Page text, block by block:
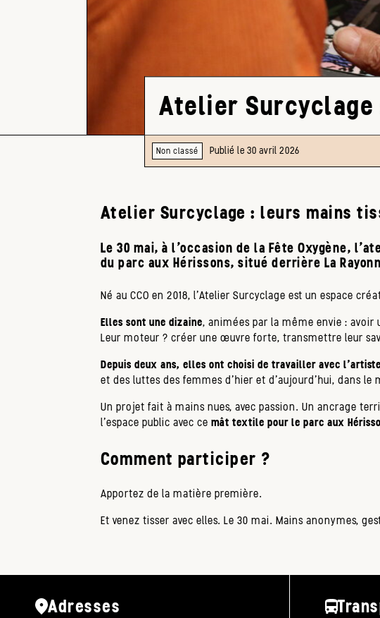
Atelier
Non classé Publié le 30 avril 2026
Atelier Surcyclage : leurs mains
Le 30 mai, à l'occasion de la Fête Oxygène,
du parc aux Hérissons, situé derrière La
Né au CCO en 2018, l'Atelier Surcyclage est un espace
Elles sont une dizaine, animées par la même envie :
Leur moteur ? créer une œuvre forte, transmettre leur
Depuis deux ans, elles ont choisi de travailler avec
et des luttes des femmes d'hier et d'aujourd'hui, dans le
Un projet fait à mains nues, avec passion. Un ancrage
l'espace public avec ce mât textile pour le parc aux
Comment participer ?
Apportez de la matière première.
Et venez tisser avec elles. Le 30 mai. Mains anonymes,
Adresses